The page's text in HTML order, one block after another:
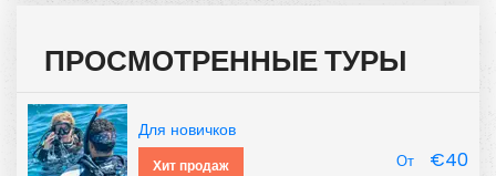
ПРОСМОТРЕННЫЕ ТУРЫ
Для новичков
Хит продаж От €40